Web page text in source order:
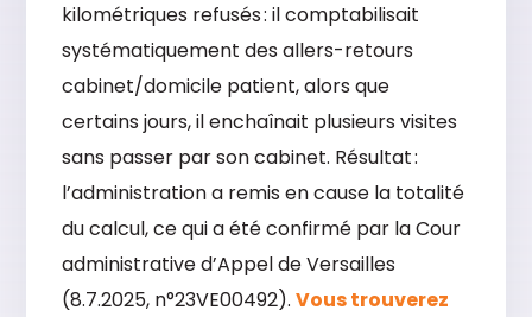
kilométriques refusés : il comptabilisait
systématiquement des allers-retours
cabinet/domicile patient, alors que
certains jours, il enchaînait plusieurs visites
sans passer par son cabinet. Résultat :
l’administration a remis en cause la totalité
du calcul, ce qui a été confirmé par la Cour
administrative d’Appel de Versailles
(8.7.2025, n°23VE00492).Vous trouverez